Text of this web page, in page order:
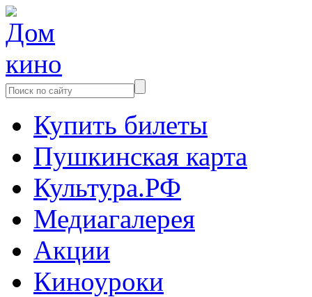
Купить билеты
Пушкинская карта
Культура.РФ
Медиагалерея
Акции
Киноуроки